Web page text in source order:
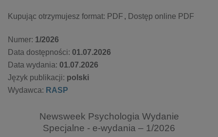
Numer: 1/2026
Data dostępności: 01.07.2026
Data wydania: 01.07.2026
Język publikacji: polski
Wydawca: RASP
Kupując otrzymujesz format: PDF Dostęp online PDF
Newsweek Psychologia Wydanie
Specjalne - e-wydania – 1/2026